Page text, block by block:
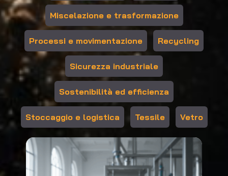
Miscelazione e trasformazione
Processi e movimentazione Recycling
Sicurezza industriale
Sostenibilità ed efficienza
Stoccaggio e logistica Tessile Vetro